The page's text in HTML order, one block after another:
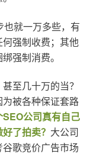
就一万多些，有
强制收费；其他
强制消费。
至几十万的当？
被各种保证套路
SEO公司真有自己
了拍卖？ 大公司
歌竞价广告市场